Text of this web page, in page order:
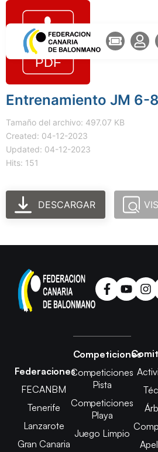
Entrenamiento JM 6-
Tamaño del archivo: 497.07 KB
Created: 04-12-2023
Updated: 04-12-2023
Hits: 151
DESCARGAR
Federaciones
FECANBM
Tenerife
Lanzarote
Gran Canaria
Competiciones
Competiciones
Pista
Competiciones
Playa
Juego Limpio